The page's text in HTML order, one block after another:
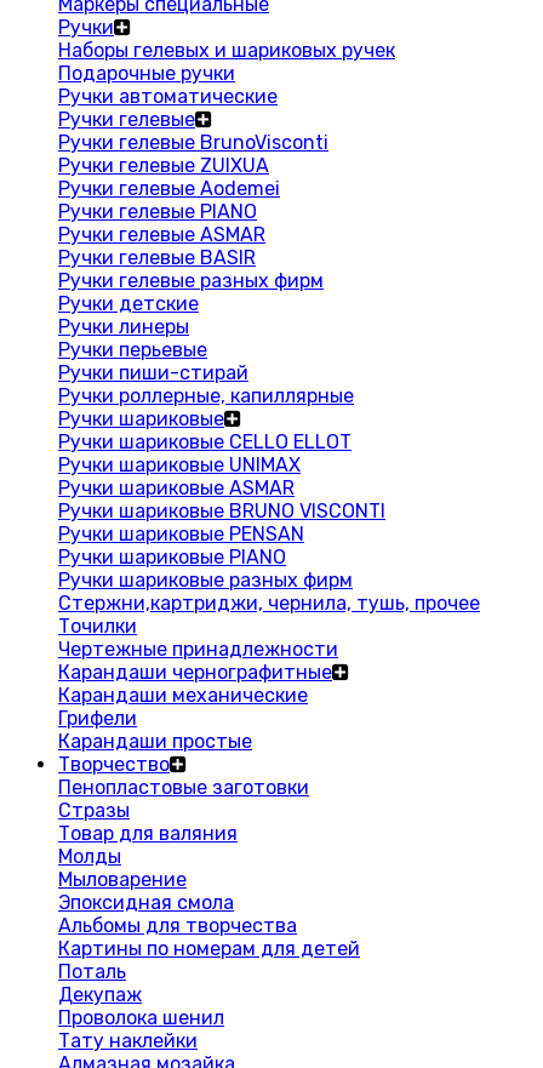
Ручки
Наборы гелевых и шариковых ручек
Подарочные ручки
Ручки автоматические
Ручки гелевые
Ручки гелевые BrunoVisconti
Ручки гелевые ZUIXUA
Ручки гелевые Aodemei
Ручки гелевые PIANO
Ручки гелевые ASMAR
Ручки гелевые BASIR
Ручки гелевые разных фирм
Ручки детские
Ручки линеры
Ручки перьевые
Ручки пиши-стирай
Ручки роллерные, капиллярные
Ручки шариковые
Ручки шариковые CELLO ELLOT
Ручки шариковые UNIMAX
Ручки шариковые ASMAR
Ручки шариковые BRUNO VISCONTI
Ручки шариковые PENSAN
Ручки шариковые PIANO
Ручки шариковые разных фирм
Стержни,картриджи, чернила, тушь, прочее
Точилки
Чертежные принадлежности
Карандаши чернографитные
Карандаши механические
Грифели
Карандаши простые
Творчество
Пенопластовые заготовки
Стразы
Товар для валяния
Молды
Мыловарение
Эпоксидная смола
Альбомы для творчества
Картины по номерам для детей
Поталь
Декупаж
Проволока шенил
Тату наклейки